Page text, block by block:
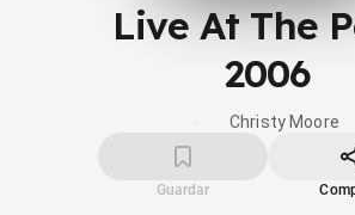
Live At The
2006
Christy Moore
Guardar